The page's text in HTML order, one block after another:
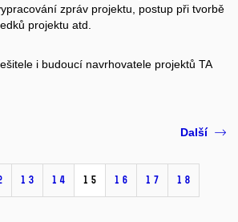
zpráv projektu, postup při tvorbě
projektu atd.
i budoucí navrhovatele projektů TA
13 14 15 16 17 18
Další